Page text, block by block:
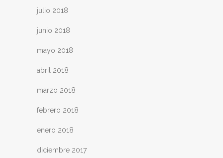
julio 2018
junio 2018
mayo 2018
abril 2018
marzo 2018
febrero 2018
enero 2018
diciembre 2017